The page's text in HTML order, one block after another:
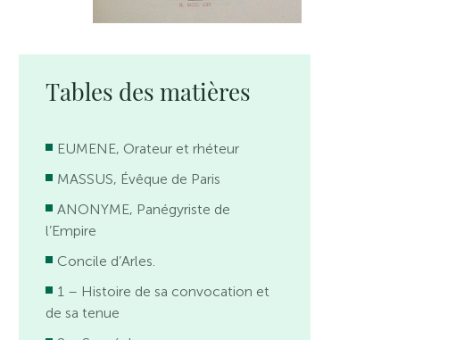
Tables des matières
EUMENE, Orateur et rhéteur
MASSUS, Évêque de Paris
ANONYME, Panégyriste de
l’Empire
Concile d’Arles.
1 – Histoire de sa convocation et
de sa tenue